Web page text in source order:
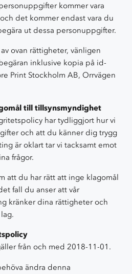
kommer vara
det kommer endast vara du
ut dessa personuppgifter.
ovan rättigheter, vänligen
inklusive kopia på id-
Print Stockholm AB, Orrvägen
till tillsynsmyndighet
har tydliggjort hur vi
och att du känner dig trygg
är oklart tar vi tacksamt emot
frågor.
att du har rätt att inge klagomål
fall du anser att vår
kränker dina rättigheter och
från och med 2018-11-01.
ändra denna